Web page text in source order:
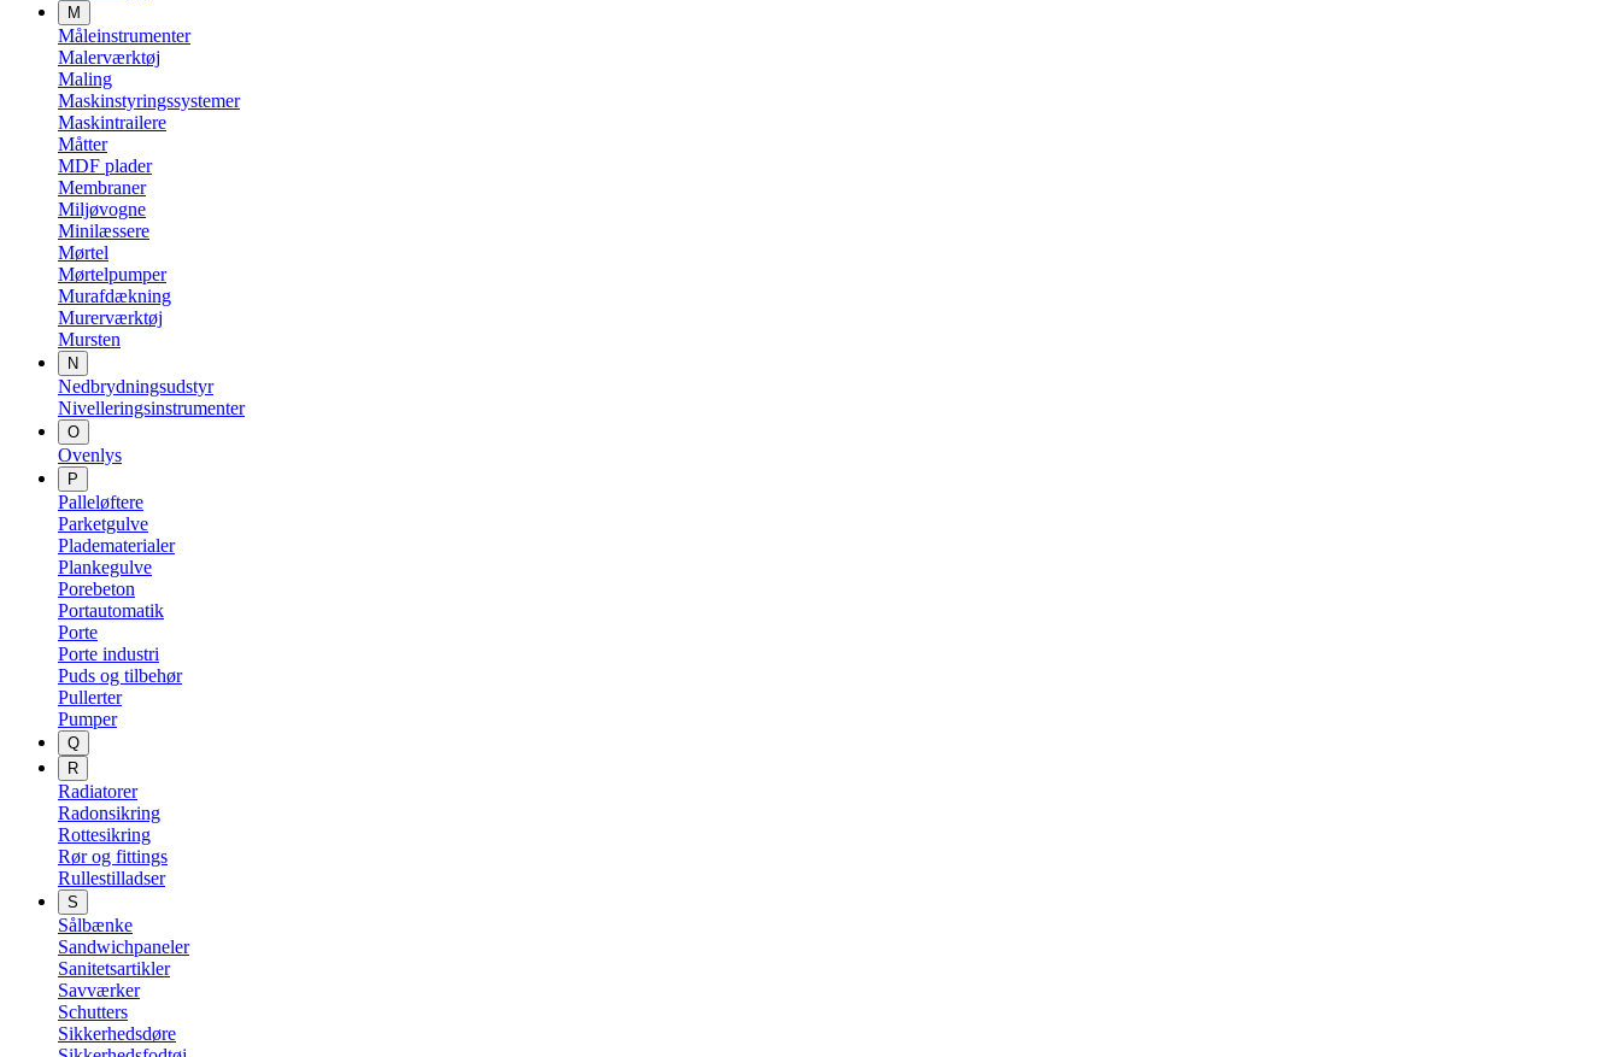
M
Måleinstrumenter
Malerværktøj
Maling
Maskinstyringssystemer
Maskintrailere
Måtter
MDF plader
Membraner
Miljøvogne
Minilæssere
Mørtel
Mørtelpumper
Murafdækning
Murerværktøj
Mursten
N
Nedbrydningsudstyr
Nivelleringsinstrumenter
O
Ovenlys
P
Palleløftere
Parketgulve
Pladematerialer
Plankegulve
Porebeton
Portautomatik
Porte
Porte industri
Puds og tilbehør
Pullerter
Pumper
Q
R
Radiatorer
Radonsikring
Rottesikring
Rør og fittings
Rullestilladser
S
Sålbænke
Sandwichpaneler
Sanitetsartikler
Savværker
Schutters
Sikkerhedsdøre